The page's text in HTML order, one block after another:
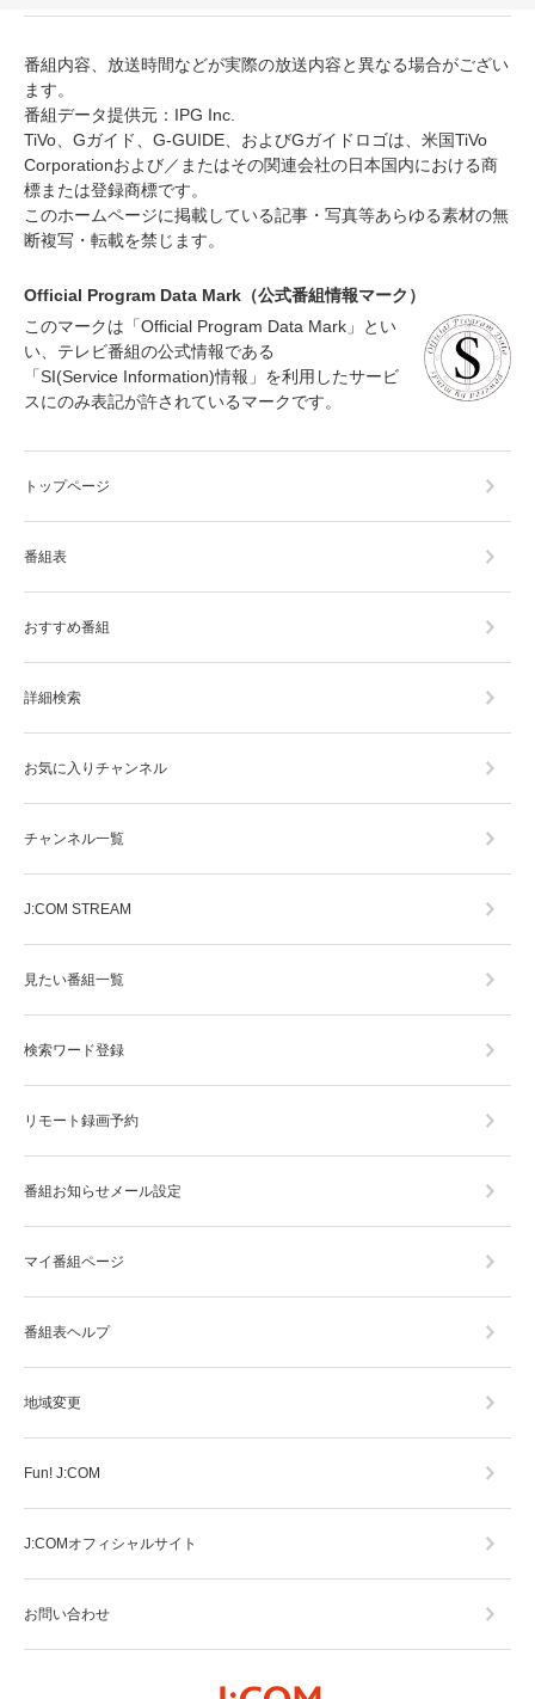
番組内容、放送時間などが実際の放送内容と異なる場合がござい
ます。
番組データ提供元：IPG Inc.
TiVo、Gガイド、G-GUIDE、およびGガイドロゴは、米国TiVo
Corporationおよび／またはその関連会社の日本国内における商
標または登録商標です。
このホームページに掲載している記事・写真等あらゆる素材の無
断複写・転載を禁じます。
Official Program Data Mark（公式番組情報マーク）
このマークは「Official Program Data Mark」とい
い、テレビ番組の公式情報である
「SI(Service Information)情報」を利用したサービ
スにのみ表記が許されているマークです。
トップページ
番組表
おすすめ番組
詳細検索
お気に入りチャンネル
チャンネル一覧
J:COM STREAM
見たい番組一覧
検索ワード登録
リモート録画予約
番組お知らせメール設定
マイ番組ページ
番組表ヘルプ
地域変更
Fun! J:COM
J:COMオフィシャルサイト
お問い合わせ